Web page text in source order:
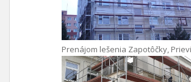
Prenájom lešenia Zapotôčky,